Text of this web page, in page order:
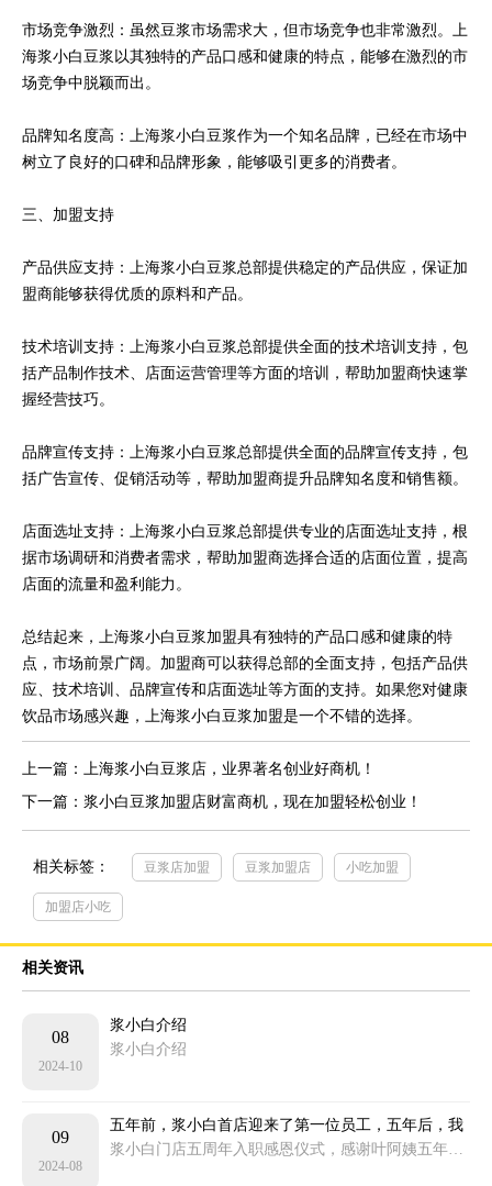
市场竞争激烈：虽然豆浆市场需求大，但市场竞争也非常激烈。上
海浆小白豆浆以其独特的产品口感和健康的特点，能够在激烈的市
场竞争中脱颖而出。
品牌知名度高：上海浆小白豆浆作为一个知名品牌，已经在市场中
树立了良好的口碑和品牌形象，能够吸引更多的消费者。
三、加盟支持
产品供应支持：上海浆小白豆浆总部提供稳定的产品供应，保证加
盟商能够获得优质的原料和产品。
技术培训支持：上海浆小白豆浆总部提供全面的技术培训支持，包
括产品制作技术、店面运营管理等方面的培训，帮助加盟商快速掌
握经营技巧。
品牌宣传支持：上海浆小白豆浆总部提供全面的品牌宣传支持，包
括广告宣传、促销活动等，帮助加盟商提升品牌知名度和销售额。
店面选址支持：上海浆小白豆浆总部提供专业的店面选址支持，根
据市场调研和消费者需求，帮助加盟商选择合适的店面位置，提高
店面的流量和盈利能力。
总结起来，上海浆小白豆浆加盟具有独特的产品口感和健康的特
点，市场前景广阔。加盟商可以获得总部的全面支持，包括产品供
应、技术培训、品牌宣传和店面选址等方面的支持。如果您对健康
饮品市场感兴趣，上海浆小白豆浆加盟是一个不错的选择。
上一篇：上海浆小白豆浆店，业界著名创业好商机！
下一篇：浆小白豆浆加盟店财富商机，现在加盟轻松创业！
相关标签： 豆浆店加盟 豆浆加盟店 小吃加盟
加盟店小吃
相关资讯
08
2024-10
浆小白介绍
浆小白介绍
09
2024-08
五年前，浆小白首店迎来了第一位员工，五年后，我
们为她举办了一场特别的仪式……感恩有你，一路前